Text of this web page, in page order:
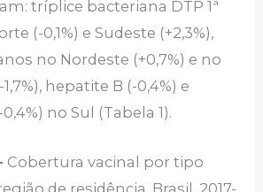
tríplice bacteriana DTP 1ª
(-0,1%) e Sudeste (+2,3%),
no Nordeste (+0,7%) e no
hepatite B (-0,4%) e
no Sul (Tabela 1).
Cobertura vacinal por tipo